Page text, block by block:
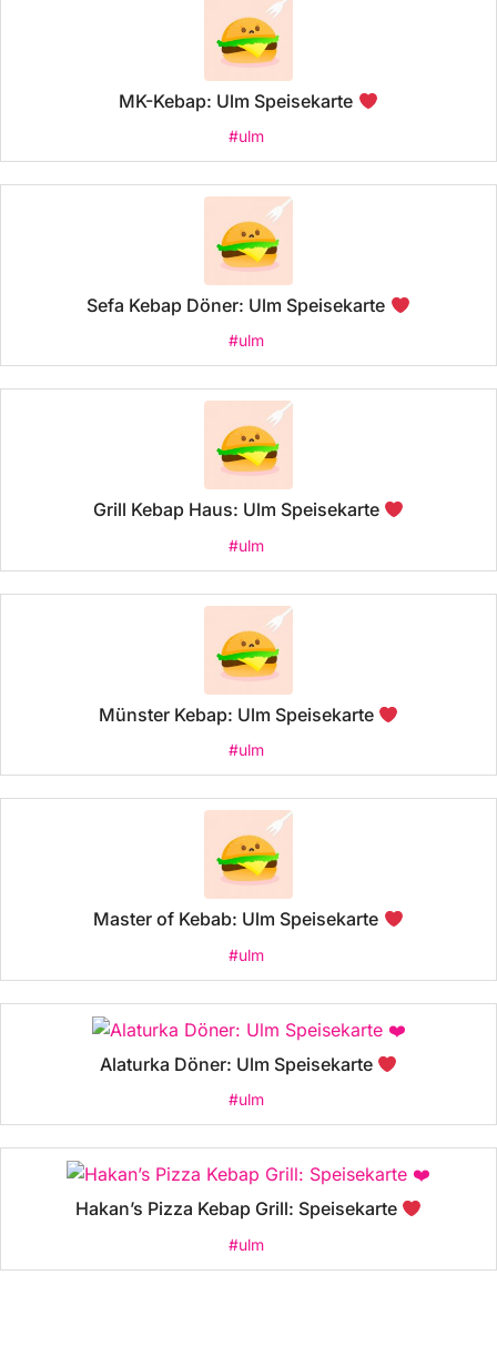
MK-Kebap: Ulm Speisekarte
#ulm
Sefa Kebap Döner: Ulm Speisekarte
#ulm
Grill Kebap Haus: Ulm Speisekarte
#ulm
Münster Kebap: Ulm Speisekarte
#ulm
Master of Kebab: Ulm Speisekarte
#ulm
Alaturka Döner: Ulm Speisekarte
#ulm
Hakan’s Pizza Kebap Grill: Speisekarte
#ulm